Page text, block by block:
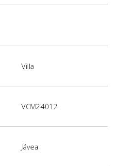
Villa
VCM24012
Jávea